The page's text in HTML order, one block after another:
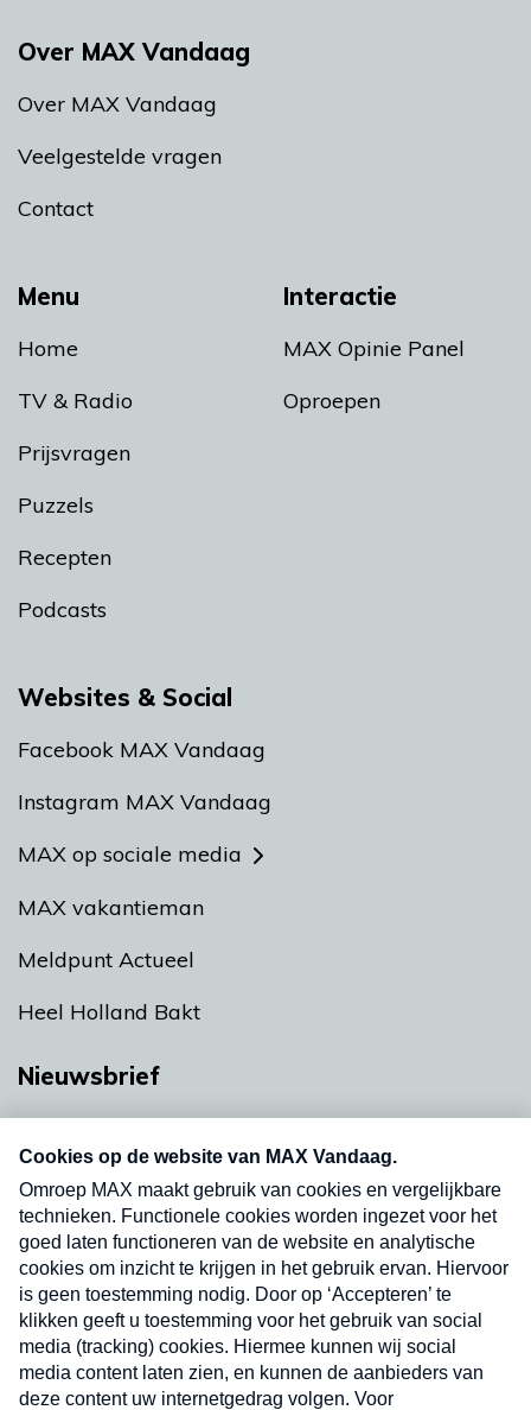
Menu
Home
TV & Radio
Prijsvragen
Puzzels
Recepten
Podcasts
Interactie
MAX Opinie Panel
Oproepen
Over MAX Vandaag
Over MAX Vandaag
Veelgestelde vragen
Contact
Websites & Social
Facebook MAX Vandaag
Instagram MAX Vandaag
MAX op sociale media
MAX vakantieman
Meldpunt Actueel
Heel Holland Bakt
Nieuwsbrief
nieuwsbrief. Elke vrijdag- en dinsdagochtend in
uw mailbox.
Verzend